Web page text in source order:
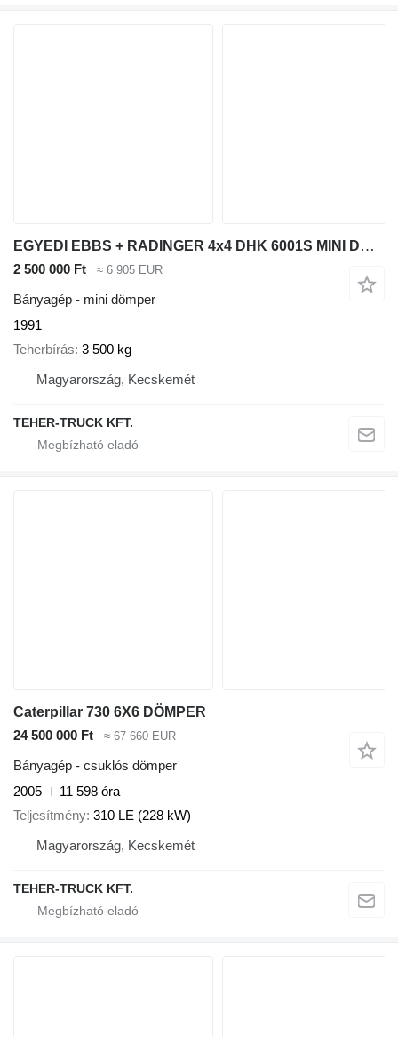
EGYEDI EBBS + RADINGER 4x4 DHK 6001S MINI DÖMPER
2 500 000 Ft ≈ 6 905 EUR
Bányagép - mini dömper
1991
Teherbírás 3 500 kg
Magyarország, Kecskemét
TEHER-TRUCK KFT.
Caterpillar 730 6X6 DÖMPER
24 500 000 Ft
≈ 67 660 EUR
Bányagép - csuklós dömper
2005
11 598 óra
Teljesítmény 310 LE (228 kW)
Magyarország, Kecskemét
TEHER-TRUCK KFT.